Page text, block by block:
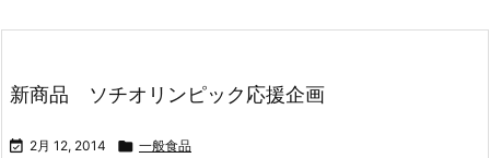
新商品 ソチオリンピック応援企画
 2月 12, 2014  一般食品